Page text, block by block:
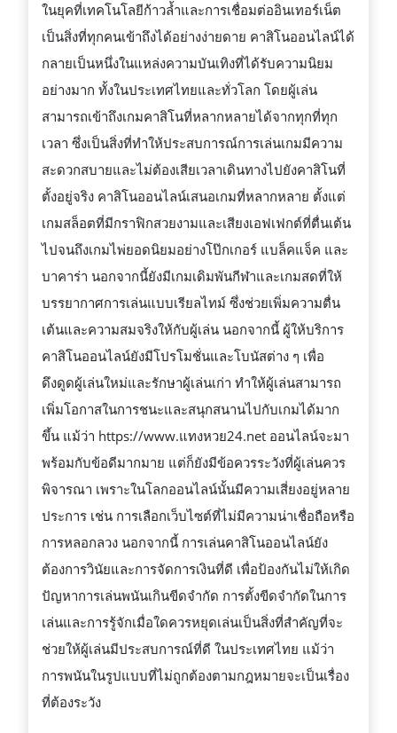
สิ
โน
ออนไลน์:
ความ
บันเทิง
ที่
ไม่
สิ้น
สุด
ใน
ยุค
ดิจิทัล
ในยุคที่เทคโนโลยีก้าวล้ำและการเชื่อมต่ออินเทอร์เน็ต
เป็นสิ่งที่ทุกคนเข้าถึงได้อย่างง่ายดาย คาสิโนออนไลน์ได้
กลายเป็นหนึ่งในแหล่งความบันเทิงที่ได้รับความนิยม
อย่างมาก ทั้งในประเทศไทยและทั่วโลก โดยผู้เล่น
สามารถเข้าถึงเกมคาสิโนที่หลากหลายได้จากทุกที่ทุก
เวลา ซึ่งเป็นสิ่งที่ทำให้ประสบการณ์การเล่นเกมมีความ
สะดวกสบายและไม่ต้องเสียเวลาเดินทางไปยังคาสิโนที่
ตั้งอยู่จริง คาสิโนออนไลน์เสนอเกมที่หลากหลาย ตั้งแต่
เกมสล็อตที่มีกราฟิกสวยงามและเสียงเอฟเฟกต์ที่ตื่นเต้น
ไปจนถึงเกมไพ่ยอดนิยมอย่างโป๊กเกอร์ แบล็คแจ็ค และ
บาคาร่า นอกจากนี้ยังมีเกมเดิมพันกีฬาและเกมสดที่ให้
บรรยากาศการเล่นแบบเรียลไทม์ ซึ่งช่วยเพิ่มความตื่น
เต้นและความสมจริงให้กับผู้เล่น นอกจากนี้ ผู้ให้บริการ
คาสิโนออนไลน์ยังมีโปรโมชั่นและโบนัสต่าง ๆ เพื่อ
ดึงดูดผู้เล่นใหม่และรักษาผู้เล่นเก่า ทำให้ผู้เล่นสามารถ
เพิ่มโอกาสในการชนะและสนุกสนานไปกับเกมได้มาก
ขึ้น แม้ว่า https://www.แทงหวย24.net ออนไลน์จะมา
พร้อมกับข้อดีมากมาย แต่ก็ยังมีข้อควรระวังที่ผู้เล่นควร
พิจารณา เพราะในโลกออนไลน์นั้นมีความเสี่ยงอยู่หลาย
ประการ เช่น การเลือกเว็บไซต์ที่ไม่มีความน่าเชื่อถือหรือ
การหลอกลวง นอกจากนี้ การเล่นคาสิโนออนไลน์ยัง
ต้องการวินัยและการจัดการเงินที่ดี เพื่อป้องกันไม่ให้เกิด
ปัญหาการเล่นพนันเกินขีดจำกัด การตั้งขีดจำกัดในการ
เล่นและการรู้จักเมื่อใดควรหยุดเล่นเป็นสิ่งที่สำคัญที่จะ
ช่วยให้ผู้เล่นมีประสบการณ์ที่ดี ในประเทศไทย แม้ว่า
การพนันในรูปแบบที่ไม่ถูกต้องตามกฎหมายจะเป็นเรื่อง
ที่ต้องระวัง